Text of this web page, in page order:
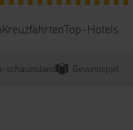
KreuzfahrtenTop-Hotels
schauinsland Gewinnspiel